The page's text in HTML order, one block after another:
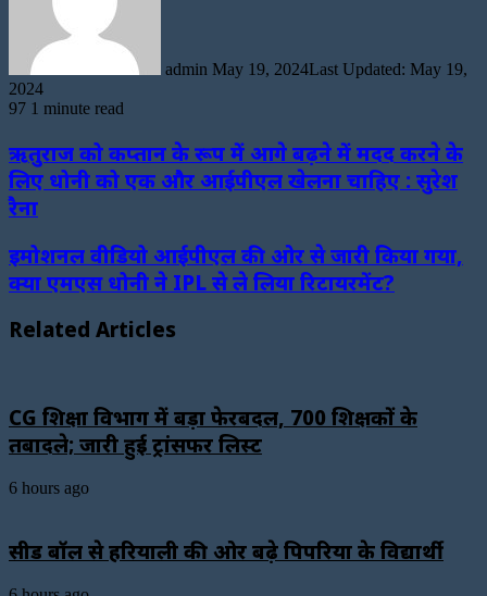
admin May 19, 2024Last Updated: May 19,
2024
97 1 minute read
ऋतुराज को कप्तान के रूप में आगे बढ़ने में मदद करने के
लिए धोनी को एक और आईपीएल खेलना चाहिए : सुरेश
रैना
इमोशनल वीडियो आईपीएल की ओर से जारी किया गया,
क्या एमएस धोनी ने IPL से ले लिया रिटायरमेंट?
Related Articles
CG शिक्षा विभाग में बड़ा फेरबदल, 700 शिक्षकों के
तबादले; जारी हुई ट्रांसफर लिस्ट
6 hours ago
सीड बॉल से हरियाली की ओर बढ़े पिपरिया के विद्यार्थी